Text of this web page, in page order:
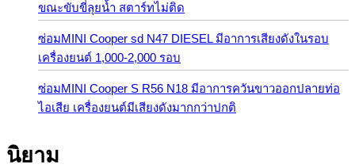
ขณะขับขี่ลุยน้ำ สตาร์ทไม่ติด
ซ่อมMINI Cooper sd N47 DIESEL มีอาการเสียงดังในรอบ
เครื่องยนต์ 1,000-2,000 รอบ
ซ่อมMINI Cooper S R56 N18 มีอาการควันขาวออกปลายท่อ
ไอเสีย เครื่องยนต์มีเสียงดังมากกว่าปกติ
นิยาม